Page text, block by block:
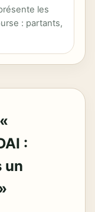
les
: partants,
:
un